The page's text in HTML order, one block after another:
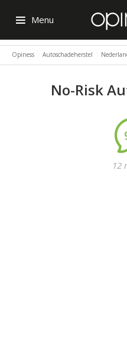
Menu
Opiness Autoschadeherstel
No-Risk
12